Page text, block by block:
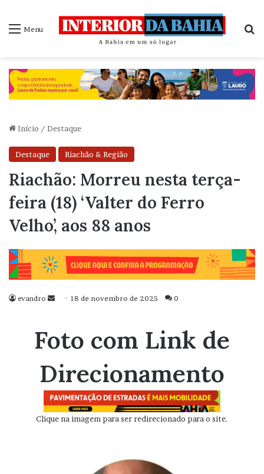
Menu
Início / Destaque
Destaque Riachão & Região
Riachão: Morreu nesta terça-
feira (18) ‘Valter do Ferro
Velho’, aos 88 anos
evandro
Mande
mail
18 de novembro de 2025 0
Foto com Link de
Direcionamento
Clique na imagem para ser redirecionado para o site.